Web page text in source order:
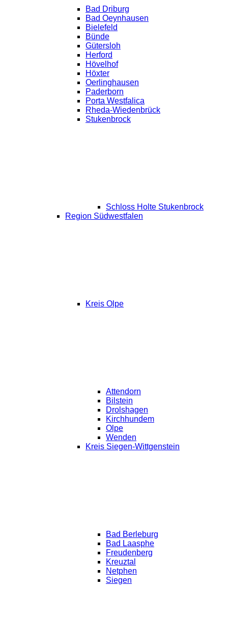
Bad Driburg
Bad Oeynhausen
Bielefeld
Bünde
Gütersloh
Herford
Hövelhof
Höxter
Oerlinghausen
Paderborn
Porta Westfalica
Rheda-Wiedenbrück
Stukenbrock
Schloss Holte Stukenbrock
Region Südwestfalen
Kreis Olpe
Attendorn
Bilstein
Drolshagen
Kirchhundem
Olpe
Wenden
Kreis Siegen-Wittgenstein
Bad Berleburg
Bad Laasphe
Freudenberg
Kreuztal
Netphen
Siegen